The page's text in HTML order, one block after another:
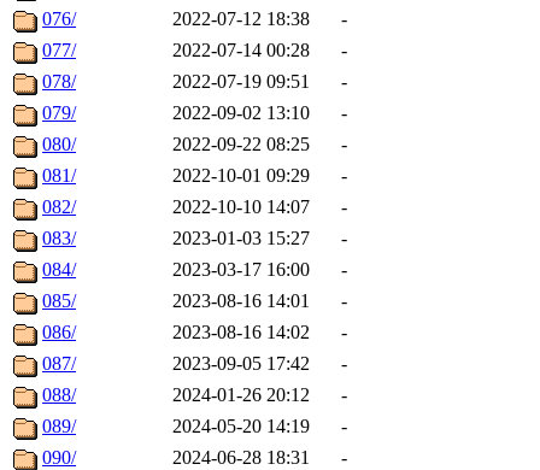
076/
2022-07-12 18:38
-
077/
2022-07-14 00:28
-
078/
2022-07-19 09:51
-
079/
2022-09-02 13:10
-
080/
2022-09-22 08:25
-
081/
2022-10-01 09:29
-
082/
2022-10-10 14:07
-
083/
2023-01-03 15:27
-
084/
2023-03-17 16:00
-
085/
2023-08-16 14:01
-
086/
2023-08-16 14:02
-
087/
2023-09-05 17:42
-
088/
2024-01-26 20:12
-
089/
2024-05-20 14:19
-
090/
2024-06-28 18:31
-